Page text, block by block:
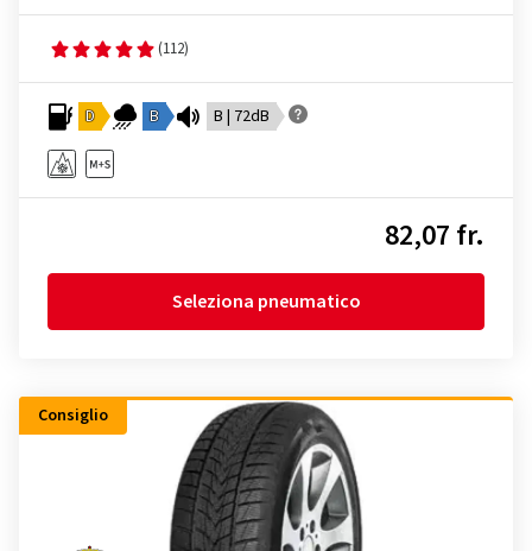
(112)
D B B | 72dB
82,07 fr.
Seleziona pneumatico
Consiglio